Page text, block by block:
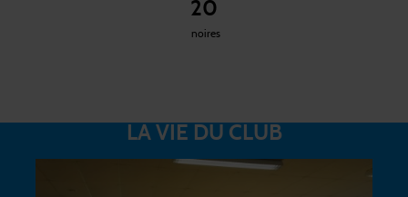
20
noires
LA VIE DU CLUB